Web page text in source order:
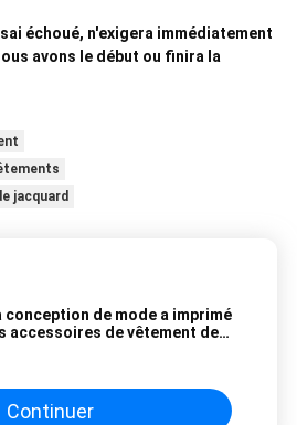
échoué, n'exigera immédiatement
avons le début ou finira la
jacquard
conception de mode a imprimé
accessoires de vêtement de
Continuer